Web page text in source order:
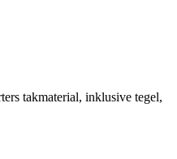
takmaterial, inklusive tegel,